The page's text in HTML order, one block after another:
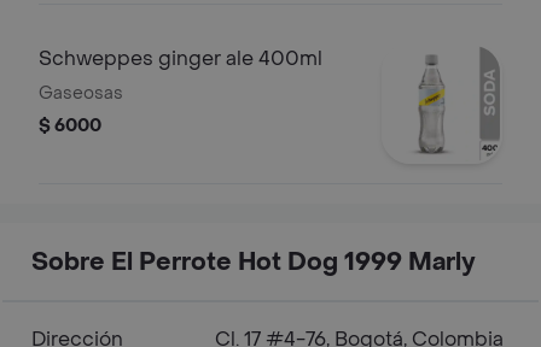
Schweppes ginger ale 400ml
Gaseosas
$ 6000
Sobre El Perrote Hot Dog 1999 Marly
Dirección Cl. 17 #4-76, Bogotá, Colombia